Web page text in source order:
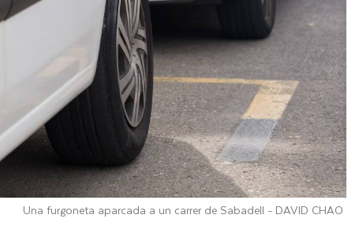
Una furgoneta aparcada a un carrer de Sabadell - DAVID CHAO